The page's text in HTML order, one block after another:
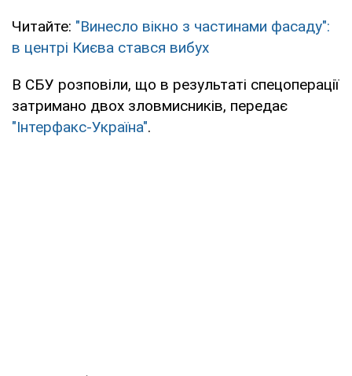
Читайте: "Винесло вікно з частинами фасаду":
в центрі Києва стався вибух
В СБУ розповіли, що в результаті спецоперації
затримано двох зловмисників, передає
"Інтерфакс-Україна".